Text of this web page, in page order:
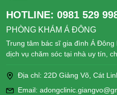
HOTLINE: 0981 529
PHÒNG KHÁM Á ĐÔNG
Trung tâm bác sĩ gia đình Á Đông
dịch vụ chăm sóc tại nhà uy tín,
Địa chỉ: 22D Giảng Võ, Cát
Email: